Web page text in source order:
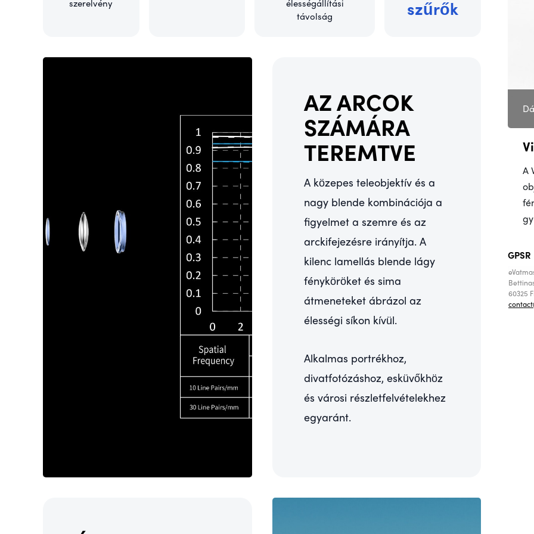
szerelvény
élességállítási
távolság
szűrők
AZ ARCOK
SZÁMÁRA
TEREMTVE
A közepes teleobjektív és a
nagy blende kombinációja a
figyelmet a szemre és az
arckifejezésre irányítja. A
kilenc lamellás blende lágy
fényköröket és sima
átmeneteket ábrázol az
élességi síkon kívül.
Alkalmas portrékhoz,
divatfotózáshoz, esküvőkhöz
és városi részletfelvételekhez
egyaránt.
A
GPSR
60325